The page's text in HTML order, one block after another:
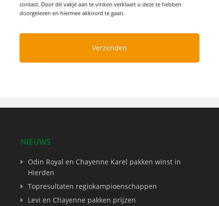
contact. Door dit vakje aan te vinken verklaart u deze te hebben
doorgelezen en hiermee akkoord te gaan.
NIEUWS
Odin Royal en Chayenne Karel pakken winst in
Hierden
Topresultaten regiokampioenschappen
Levi en Chayenne pakken prijzen